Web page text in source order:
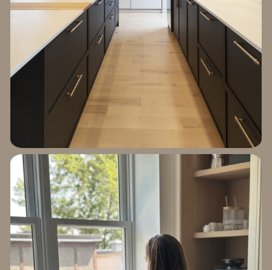
EXPLORER LE
PROJET CÔTÉ